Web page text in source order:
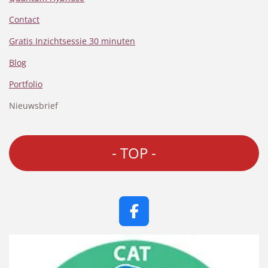
Contact
Gratis Inzichtsessie 30 minuten
Blog
Portfolio
Nieuwsbrief
- TOP -
F
a
c
e